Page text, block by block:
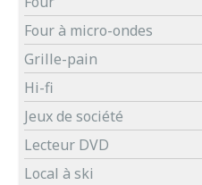
Four à micro-ondes
Grille-pain
Hi-fi
Jeux de société
Lecteur DVD
Local à ski